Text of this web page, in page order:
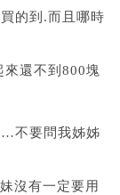
的到.而且哪時
還不到800塊
…不要問我姊姊
沒有一定要用